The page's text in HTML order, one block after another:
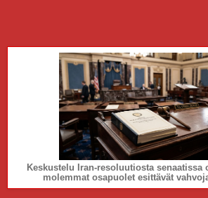
Keskustelu Iran-resoluutiosta
molemmat osapuolet esittävät